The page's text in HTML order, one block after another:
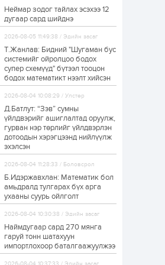
Н.Номтойбаяр:
Аймгуудад
тулгамдаж буй
асуудлуудыг долоо
хоног бүр Засгийн
газрын...
1 өдөр 0
УИХ-ын дарга
С.Бямбацогт төрийг
төлөөлөн Сутай
хайрхны тэнгэрийг
тахих төрийн
тахилгад оролцлоо
1 өдөр 2 0
“Хотын дарга сонсож
дугаарыг
наймдугаар сарын
1 өдөр 0
“Чингис хаан” олон
руу нийтийн тээврийн
автобус 24 цагаар
үйлчилж байна
1 өдөр 1 0
Неймар зодог тайлах эсэхээ 12
дугаар сард шийднэ
2026-08-05 11:49:38 / Эдийн засаг
Т.Жанлав: Бидний "Шугаман бус
системийг ойролцоо бодох
супер схемүүд" бүтээл тооцон
бодох математикт нээлт хийсэн
2026-08-04 10:08:29 / Улстөр
Д.Батлут: “Зэв” сумны
үйлдвэрийг ашиглалтад оруулж,
гурван нэр төрлийг үйлдвэрлэн
дотоодын хэрэгцээнд нийлүүлж
эхэлсэн
2026-08-04 11:28:33 / Боловсрол
Б.Идэржавхлан: Математик бол
амьдралд тулгарах бүх арга
ухааны суурь ойлголт
2026-08-04 10:30:38 / Эдийн засаг
Наймдугаар сард 270 мянга
гаруй тонн шатахуун
импортлохоор баталгаажуулжээ